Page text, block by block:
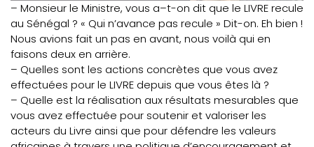
– Monsieur le Ministre, vous a–t-on dit que le LIVRE recule
au Sénégal ? « Qui n’avance pas recule » Dit-on. Eh bien !
Nous avions fait un pas en avant, nous voilà qui en
faisons deux en arrière.
– Quelles sont les actions concrètes que vous avez
effectuées pour le LIVRE depuis que vous êtes là ?
– Quelle est la réalisation aux résultats mesurables que
vous avez effectuée pour soutenir et valoriser les
acteurs du Livre ainsi que pour défendre les valeurs